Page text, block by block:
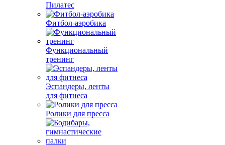
Пилатес
Фитбол-аэробика
Функциональный
тренинг
Эспандеры, ленты
для фитнеса
Ролики для пресса